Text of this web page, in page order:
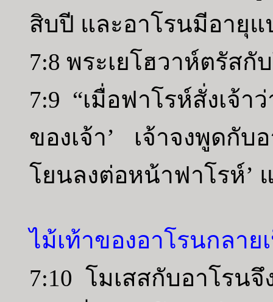
สิบปี และอาโรนมีอายุ
7:8 พระเยโฮวาห์ตรัสกั
7:9 “เมื่อฟาโรห์สั่งเจ้า
ของเจ้า’ เจ้าจงพูดกับ
โยนลงต่อหน้าฟาโรห์’
ไม้เท้าของอาโรนกลาย
7:10 โมเสสกับอาโรนจึ